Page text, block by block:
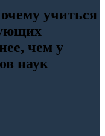
учиться
чем у
наук